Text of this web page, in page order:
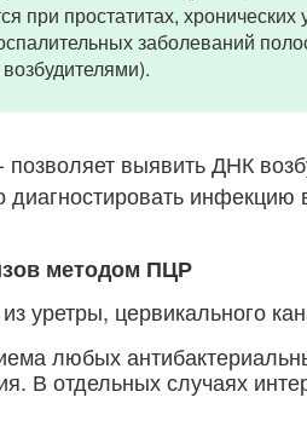
простатитах, хронических
заболеваний
позволяет выявить ДНК
инфекцию
методом ПЦР
уретры, цервикального
любых
В отдельных случаях